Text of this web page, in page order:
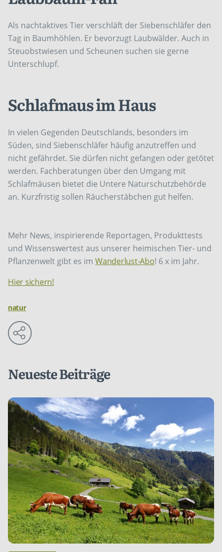
Als nachtaktives Tier verschläft der Siebenschläfer den
Tag in Baumhöhlen. Er bevorzugt Laubwälder. Auch in
Steuobstwiesen und Scheunen suchen sie gerne
Unterschlupf.
Schlafmaus im Haus
In vielen Gegenden Deutschlands, besonders im
Süden, sind Siebenschläfer häufig anzutreffen und
nicht gefährdet. Sie dürfen nicht gefangen oder getötet
werden. Fachberatungen über den Umgang mit
Schlafmäusen bietet die Untere Naturschutzbehörde
an. Kurzfristig sollen Räucherstäbchen gut helfen.
Mehr News, inspirierende Reportagen, Produkttests
und Wissenswertest aus unserer heimischen Tier- und
Pflanzenwelt gibt es im Wanderlust-Abo! 6 x im Jahr.
Hier sichern!
natur
Neueste Beiträge